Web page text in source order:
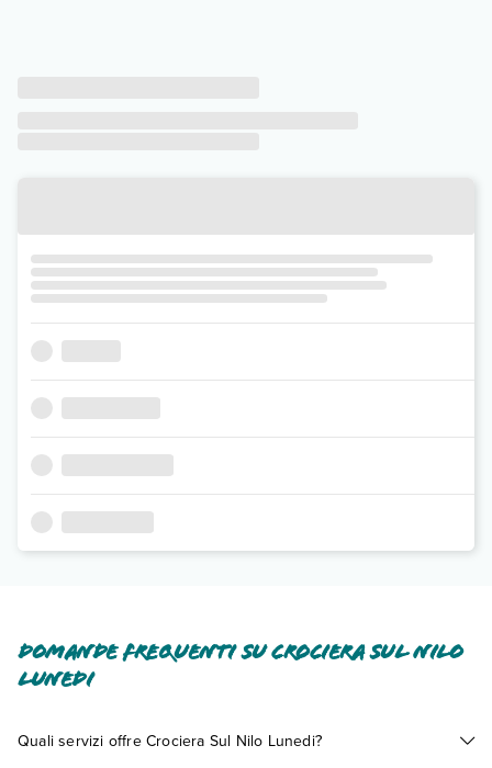
Domande frequenti su Crociera Sul Nilo
Lunedi
Quali servizi offre Crociera Sul Nilo Lunedi?